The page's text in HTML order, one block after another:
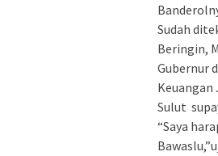
Sudah
Beringin,
Gubernur
Sulut
“Saya